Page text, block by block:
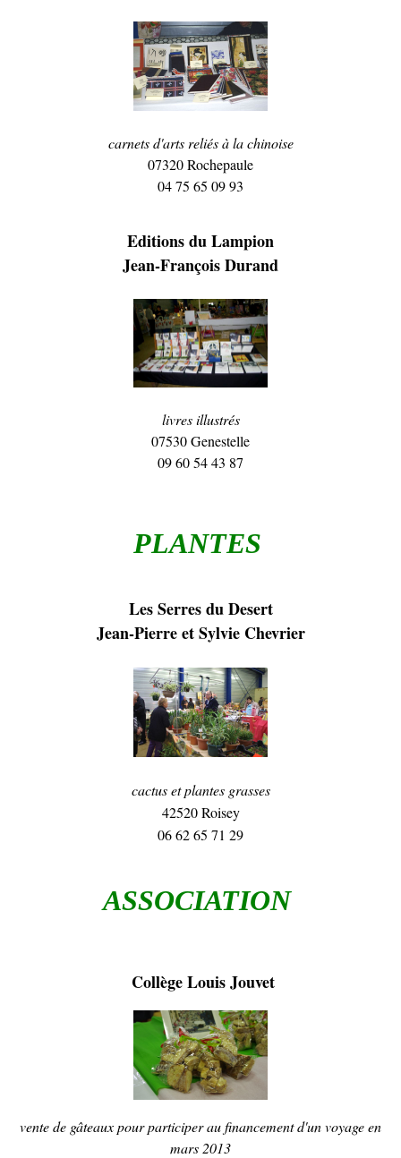
carnets d'arts reliés à la chinoise
07320 Rochepaule
04 75 65 09 93
Editions du Lampion
Jean-François Durand
livres illustrés
07530 Genestelle
09 60 54 43 87
PLANTES
Les Serres du Desert
Jean-Pierre et Sylvie Chevrier
cactus et plantes grasses
42520 Roisey
06 62 65 71 29
ASSOCIATION
Collège Louis Jouvet
vente de gâteaux pour participer au financement d'un voyage en
mars 2013